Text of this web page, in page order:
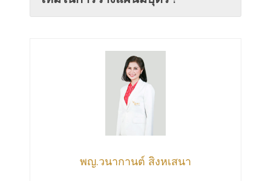
พญ.วนากานต์ สิงหเสนา